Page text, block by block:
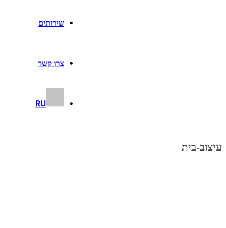
שירותים
צרו קשר
RU
עיצוב-בית